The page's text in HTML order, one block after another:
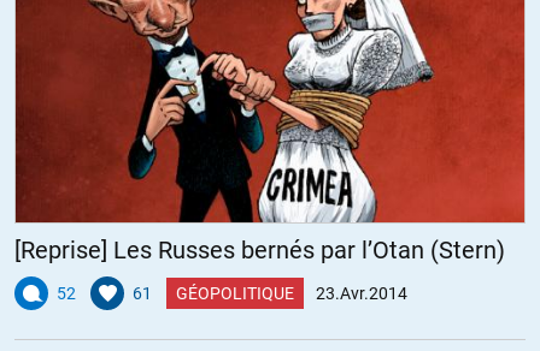
[Reprise] Les Russes bernés par l’Otan (Stern)
52 61 GÉOPOLITIQUE 23.Avr.2014